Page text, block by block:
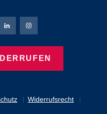
Widerrufsrecht
Facebook-Seite
Proenen Twitter Seite
Bierbaum-Proenen LinkedIn
Bierbaum-Proenen